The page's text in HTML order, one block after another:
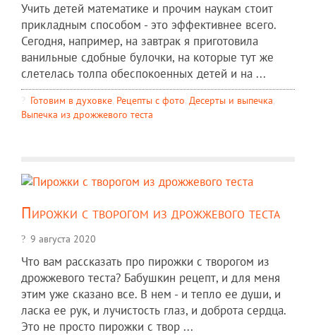
Учить детей математике и прочим наукам стоит
прикладным способом - это эффективнее всего.
Сегодня, например, на завтрак я приготовила
ванильные сдобные булочки, на которые тут же
слетелась толпа обеспокоенных детей и на ...
Готовим в духовке, Рецепты c фото, Десерты и выпечка,
Выпечка из дрожжевого теста
Пирожки с творогом из дрожжевого теста
9 августа 2020
Что вам рассказать про пирожки с творогом из
дрожжевого теста? Бабушкин рецепт, и для меня
этим уже сказано все. В нем - и тепло ее души, и
ласка ее рук, и лучистость глаз, и доброта сердца.
Это не просто пирожки с твор ...